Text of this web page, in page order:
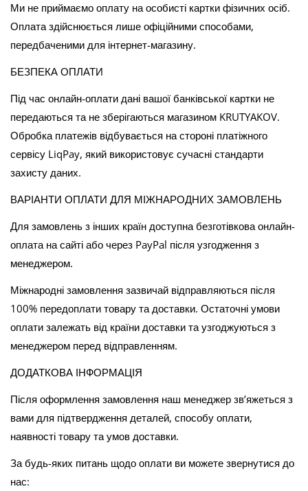
Ми не приймаємо оплату на особисті картки фізичних осіб.
Оплата здійснюється лише офіційними способами,
передбаченими для інтернет-магазину.
БЕЗПЕКА ОПЛАТИ
Під час онлайн-оплати дані вашої банківської картки не
передаються та не зберігаються магазином KRUTYAKOV.
Обробка платежів відбувається на стороні платіжного
сервісу LiqPay, який використовує сучасні стандарти
захисту даних.
ВАРІАНТИ ОПЛАТИ ДЛЯ МІЖНАРОДНИХ ЗАМОВЛЕНЬ
Для замовлень з інших країн доступна безготівкова онлайн-
оплата на сайті або через PayPal після узгодження з
менеджером.
Міжнародні замовлення зазвичай відправляються після
100% передоплати товару та доставки. Остаточні умови
оплати залежать від країни доставки та узгоджуються з
менеджером перед відправленням.
ДОДАТКОВА ІНФОРМАЦІЯ
Після оформлення замовлення наш менеджер зв’яжеться з
вами для підтвердження деталей, способу оплати,
наявності товару та умов доставки.
За будь-яких питань щодо оплати ви можете звернутися до
нас: